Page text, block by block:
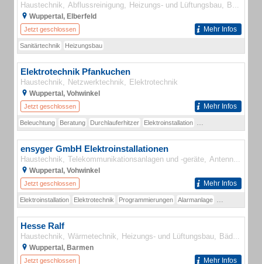
Haustechnik Abflussreinigung Heizungs- und Lüftungsbau Bäder
Wuppertal, Elberfeld
Jetzt geschlossen Mehr Infos
Sanitärtechnik Heizungsbau
Elektrotechnik Pfankuchen
Haustechnik Netzwerktechnik Elektrotechnik
Wuppertal, Vohwinkel
Jetzt geschlossen Mehr Infos
Beleuchtung Beratung Durchlauferhitzer Elektroinstallation
ensyger GmbH Elektroinstallationen
Haustechnik Telekommunikationsanlagen und -geräte Antennenanlagen
Wuppertal, Vohwinkel
Jetzt geschlossen Mehr Infos
Elektroinstallation Elektrotechnik Programmierungen Alarmanlage
Hesse Ralf
Haustechnik Wärmetechnik Heizungs- und Lüftungsbau Bäder
Wuppertal, Barmen
Jetzt geschlossen Mehr Infos